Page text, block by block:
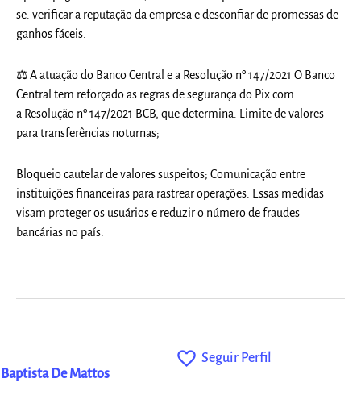
se: verificar a reputação da empresa e desconfiar de promessas de
ganhos fáceis.
⚖ A atuação do Banco Central e a Resolução nº 147/2021 O Banco
Central tem reforçado as regras de segurança do Pix com
a Resolução nº 147/2021 BCB, que determina: Limite de valores
para transferências noturnas;
Bloqueio cautelar de valores suspeitos; Comunicação entre
instituições financeiras para rastrear operações. Essas medidas
visam proteger os usuários e reduzir o número de fraudes
bancárias no país.
De Mattos
favorite_outline Seguir Perfil